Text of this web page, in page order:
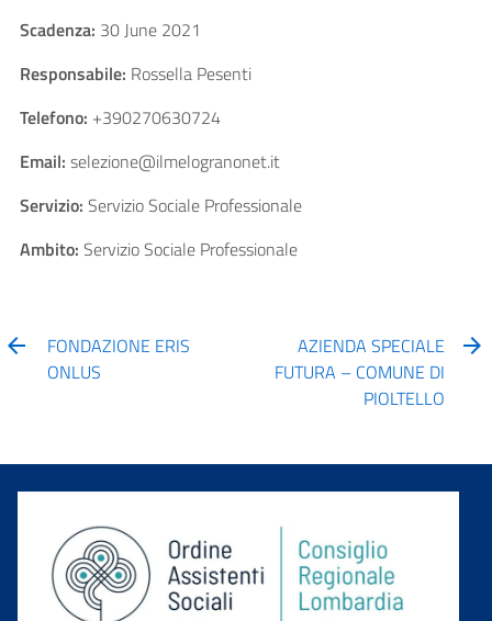
Scadenza: 30 June 2021
Responsabile: Rossella Pesenti
Telefono: +390270630724
Email: selezione@ilmelogranonet.it
Servizio: Servizio Sociale Professionale
Ambito: Servizio Sociale Professionale
FONDAZIONE ERIS
ONLUS
AZIENDA SPECIALE
FUTURA – COMUNE DI
PIOLTELLO